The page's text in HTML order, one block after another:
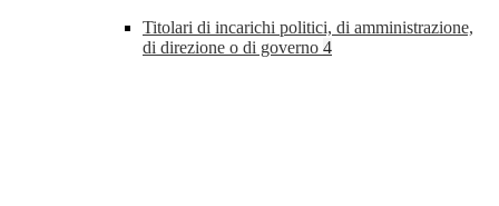
Titolari di incarichi politici, di amministrazione,
di direzione o di governo 4